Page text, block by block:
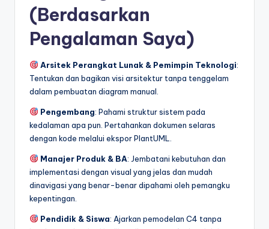
(Berdasarkan
Pengalaman Saya)
Arsitek Perangkat Lunak & Pemimpin Teknologi:
Tentukan dan bagikan visi arsitektur tanpa tenggelam
dalam pembuatan diagram manual.
Pengembang: Pahami struktur sistem pada
kedalaman apa pun. Pertahankan dokumen selaras
dengan kode melalui ekspor PlantUML.
Manajer Produk & BA: Jembatani kebutuhan dan
implementasi dengan visual yang jelas dan mudah
dinavigasi yang benar-benar dipahami oleh pemangku
kepentingan.
Pendidik & Siswa: Ajarkan pemodelan C4 tanpa